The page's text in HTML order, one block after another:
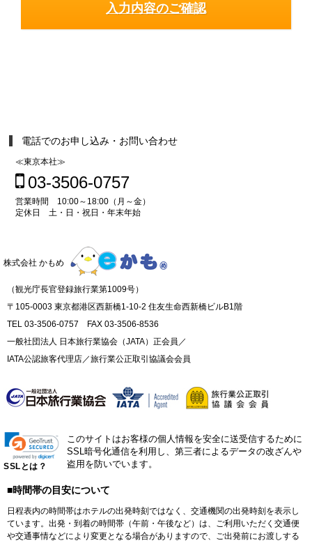
電話でのお申し込み・お問い合わせ
≪東京本社≫
03-3506-0757
営業時間 10:00～18:00（月～金）
定休日 土・日・祝日・年末年始
株式会社 かもめ
（観光庁長官登録旅行業第1009号）
〒105-0003 東京都港区西新橋1-10-2 住友生命西新橋ビルB1階
TEL 03-3506-0757 FAX 03-3506-8536
一般社団法人 日本旅行業協会（JATA）正会員／
IATA公認旅客代理店／旅行業公正取引協議会会員
SSLとは？
このサイトはお客様の個人情報を安全に送受信するために
SSL暗号化通信を利用し、第三者によるデータの改ざんや
盗用を防いでいます。
■時間帯の目安について
日程表内の時間帯はホテルの出発時刻ではなく、交通機関の出発時刻を表示し
ています。出発・到着の時間帯（午前・午後など）は、ご利用いただく交通便
や交通事情などにより変更となる場合がありますので、ご出発前にお渡しする